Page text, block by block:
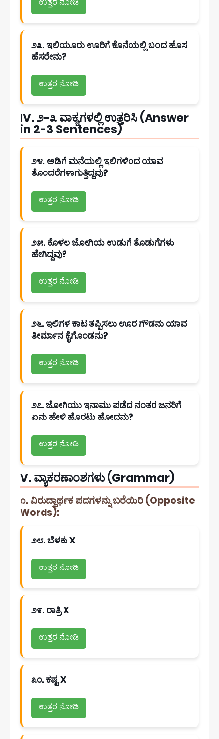
ಉತ್ತರ ನೋಡಿ
೨೩. ಇಲಿಯೂರು ಊರಿಗೆ ಕೊನೆಯಲ್ಲಿ ಬಂದ ಹೊಸ
ಹೆಸರೇನು?
ಉತ್ತರ ನೋಡಿ
IV. ೨-೩ ವಾಕ್ಯಗಳಲ್ಲಿ ಉತ್ತರಿಸಿ (Answer
in 2-3 Sentences)
೨೪. ಅಡಿಗೆ ಮನೆಯಲ್ಲಿ ಇಲಿಗಳಿಂದ ಯಾವ
ತೊಂದರೆಗಳಾಗುತ್ತಿದ್ದವು?
ಉತ್ತರ ನೋಡಿ
೨೫. ಕೊಳಲ ಜೋಗಿಯ ಉಡುಗೆ ತೊಡುಗೆಗಳು
ಹೇಗಿದ್ದವು?
ಉತ್ತರ ನೋಡಿ
೨೬. ಇಲಿಗಳ ಕಾಟ ತಪ್ಪಿಸಲು ಊರ ಗೌಡನು ಯಾವ
ತೀರ್ಮಾನ ಕೈಗೊಂಡನು?
ಉತ್ತರ ನೋಡಿ
೨೭. ಜೋಗಿಯು ಇನಾಮು ಪಡೆದ ನಂತರ ಜನರಿಗೆ
ಏನು ಹೇಳಿ ಹೊರಟು ಹೋದನು?
ಉತ್ತರ ನೋಡಿ
V. ವ್ಯಾಕರಣಾಂಶಗಳು (Grammar)
೧. ವಿರುದ್ಧಾರ್ಥಕ ಪದಗಳನ್ನು ಬರೆಯಿರಿ (Opposite
Words):
೨೮. ಬೆಳಕು X
ಉತ್ತರ ನೋಡಿ
೨೯. ರಾತ್ರಿ X
ಉತ್ತರ ನೋಡಿ
೩೦. ಕಷ್ಟ X
ಉತ್ತರ ನೋಡಿ